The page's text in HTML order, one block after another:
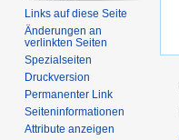
Links auf diese Seite
Änderungen an
verlinkten Seiten
Spezialseiten
Druckversion
Permanenter Link
Seiten­­informationen
Attribute anzeigen